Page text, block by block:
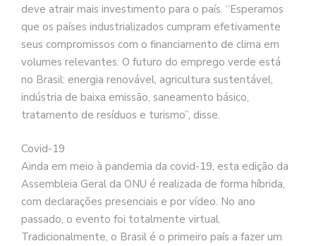
deve atrair mais investimento para o país. “Esperamos
que os países industrializados cumpram efetivamente
seus compromissos com o financiamento de clima em
volumes relevantes. O futuro do emprego verde está
no Brasil: energia renovável, agricultura sustentável,
indústria de baixa emissão, saneamento básico,
tratamento de resíduos e turismo”, disse.
Covid-19
Ainda em meio à pandemia da covid-19, esta edição da
Assembleia Geral da ONU é realizada de forma híbrida,
com declarações presenciais e por vídeo. No ano
passado, o evento foi totalmente virtual.
Tradicionalmente, o Brasil é o primeiro país a fazer um